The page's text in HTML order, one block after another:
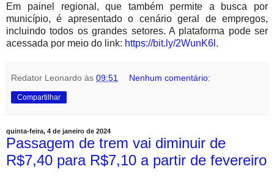
Em painel regional, que também permite a busca por
município, é apresentado o cenário geral de empregos,
incluindo todos os grandes setores. A plataforma pode ser
acessada por meio do link: https://bit.ly/2WunK6l .
Redator Leonardo às 09:51 Nenhum comentário:
Compartilhar
quinta-feira, 4 de janeiro de 2024
Passagem de trem vai diminuir de
R$7,40 para R$7,10 a partir de fevereiro